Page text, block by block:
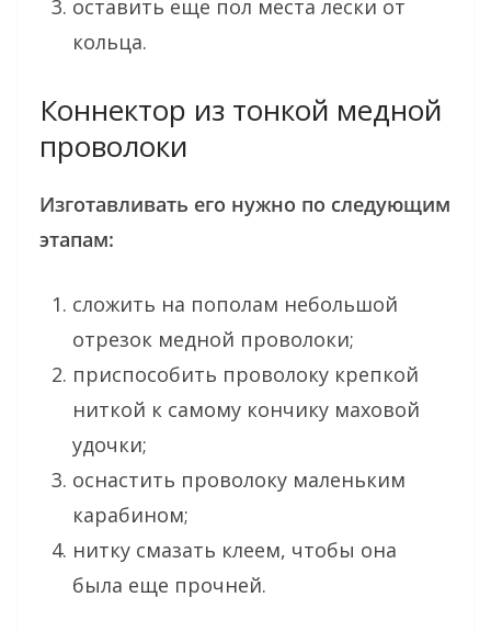
оставить еще пол места лески от
кольца.
Коннектор из тонкой медной
проволоки
Изготавливать его нужно по следующим
этапам:
сложить на пополам небольшой
отрезок медной проволоки;
приспособить проволоку крепкой
ниткой к самому кончику маховой
удочки;
оснастить проволоку маленьким
карабином;
нитку смазать клеем, чтобы она
была еще прочней.